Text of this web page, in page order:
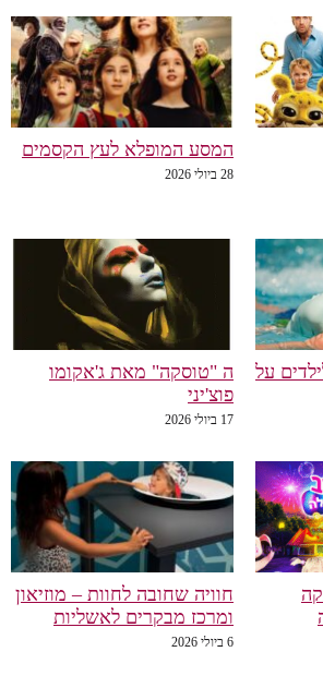
המסע המופלא לעץ הקסמים
28 ביולי 2026
על
ה "טוסקה" מאת ג'אקומו
פוצ'יני
17 ביולי 2026
חוויה שחובה לחוות – מוזיאון
ומרכז מבקרים לאשליות
6 ביולי 2026